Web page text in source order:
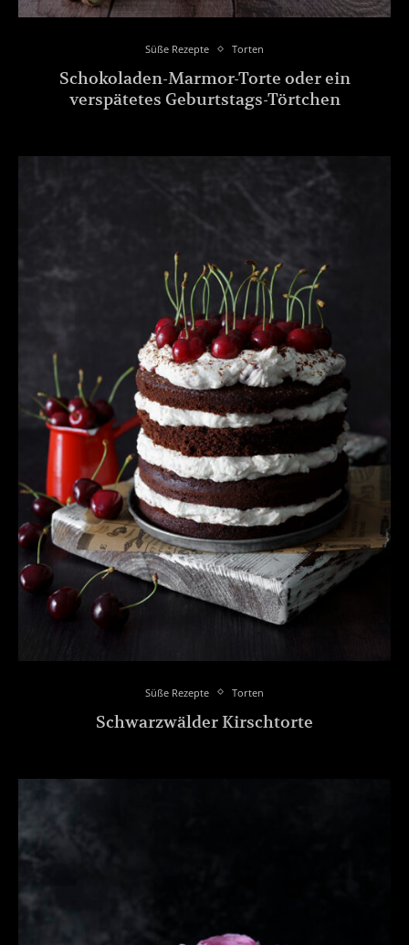
Süße Rezepte Torten
Schokoladen-Marmor-Torte oder ein
verspätetes Geburtstags-Törtchen
Süße Rezepte Torten
Schwarzwälder Kirschtorte